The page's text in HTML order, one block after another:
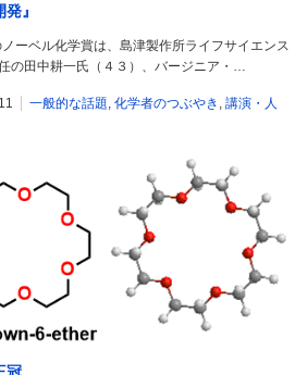
』
ーベル化学賞は、島津製作所ライフサイエンス
の田中耕一氏（４３）、バージニア・…
一般的な話題, 化学者のつぶやき , 講演・人